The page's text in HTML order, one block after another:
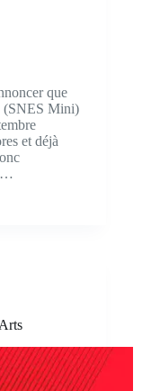
que
(SNES Mini)
et déjà